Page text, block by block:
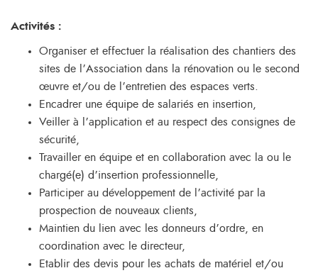
Activités :
Organiser et effectuer la réalisation des chantiers des
sites de l’Association dans la rénovation ou le second
œuvre et/ou de l’entretien des espaces verts.
Encadrer une équipe de salariés en insertion,
Veiller à l’application et au respect des consignes de
sécurité,
Travailler en équipe et en collaboration avec la ou le
chargé(e) d’insertion professionnelle,
Participer au développement de l’activité par la
prospection de nouveaux clients,
Maintien du lien avec les donneurs d’ordre, en
coordination avec le directeur,
Etablir des devis pour les achats de matériel et/ou